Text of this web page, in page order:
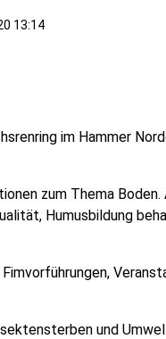
13:14
im Hammer
zum Thema
Humusbildung
und